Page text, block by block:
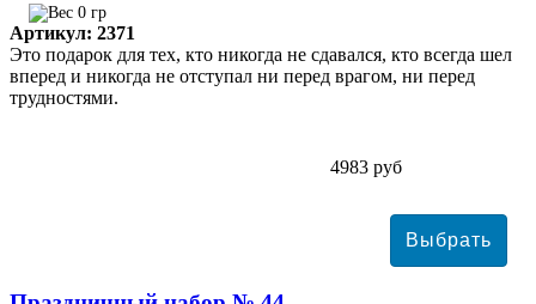
0 гр
Артикул: 2371
Это подарок для тех, кто никогда не сдавался, кто всегда шел
вперед и никогда не отступал ни перед врагом, ни перед
трудностями.
4983 руб